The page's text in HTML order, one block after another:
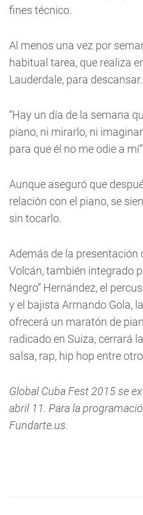
fines técnico.
Al menos una vez por
habitual tarea, que realiza
Lauderdale, para descansar.
“Hay un día de la semana
piano, ni mirarlo, ni
para que él no me odie a
Aunque aseguró que
relación con el piano, se
sin tocarlo.
Además de la presentación
Volcán, también integrado
Negro” Hernández, el
y el bajista Armando Gola,
ofrecerá un maratón de
radicado en Suiza, cerrará
salsa, rap, hip hop entre
Global Cuba Fest 2015 se
abril 11. Para la
Fundarte.us.